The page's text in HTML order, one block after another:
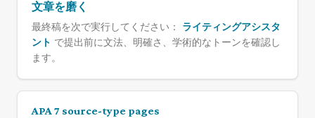
文章を磨く
最終稿を次で実行してください： ライティングアシスタ
ント で提出前に文法、明確さ、学術的なトーンを確認し
ます。
APA 7 source-type pages